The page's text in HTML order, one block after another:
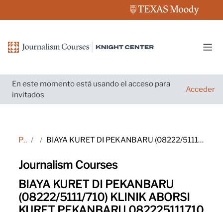
En este momento está usando el acceso para
invitados
Acceder
Página Principal Marcas BIAYA KURET DI PEKANBARU (08222/5111/710) KLINIK ABORSI KURET PEKANBARU 082225111710 BIDAN ABORSI PEKANBARU 08222-5111-710 KLINIK ABORSI PEKANBARU 08222/5111/710 KLINIK ABORSI KURET PEKANBARU WA 082225111710 DOKTER ABORSI PEKANBARU 08222/5111/710 TEMPAT A
Journalism Courses
BIAYA KURET DI PEKANBARU
(08222/5111/710) KLINIK ABORSI